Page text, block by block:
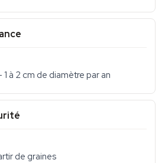
à 2 cm de diamètre par an
de graines